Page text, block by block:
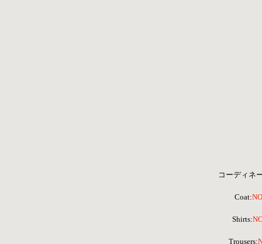
コーディネ
Coat:
Shirts:
Trousers: